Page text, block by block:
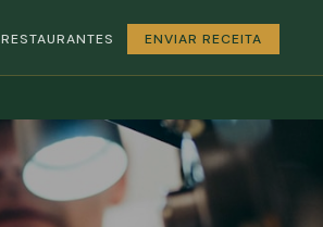
RESTAURANTES ENVIAR RECEITA